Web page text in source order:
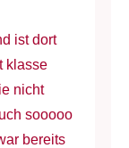
ist dort
klasse
nicht
sooooo
bereits